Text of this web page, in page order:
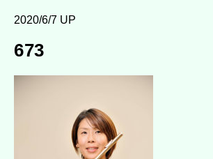
2020/6/7 UP
673